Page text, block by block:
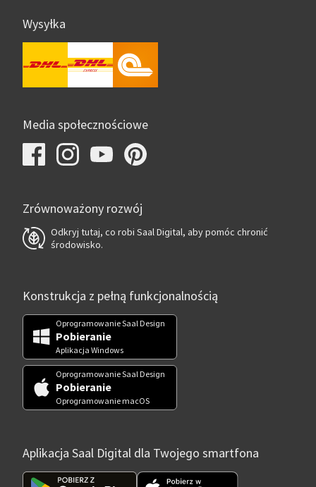
Wysyłka
Media społecznościowe
Zrównoważony rozwój
Odkryj tutaj, co robi Saal Digital, aby pomóc chronić
środowisko.
Konstrukcja z pełną funkcjonalnością
Oprogramowanie Saal Design
Pobieranie
Aplikacja Windows
Oprogramowanie Saal Design
Pobieranie
Oprogramowanie macOS
Aplikacja Saal Digital dla Twojego smartfona